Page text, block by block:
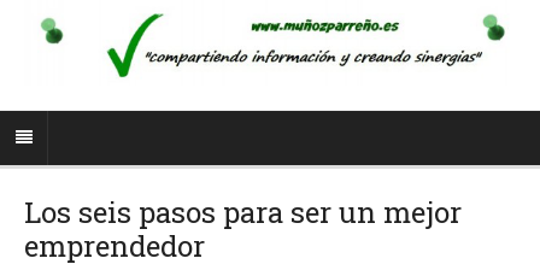
Los seis pasos para ser un mejor
emprendedor